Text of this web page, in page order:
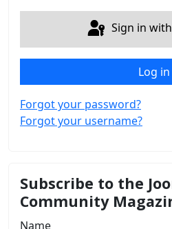
Sign in
Log in
Forgot your password?
Forgot your username?
Subscribe to the
Community
Name